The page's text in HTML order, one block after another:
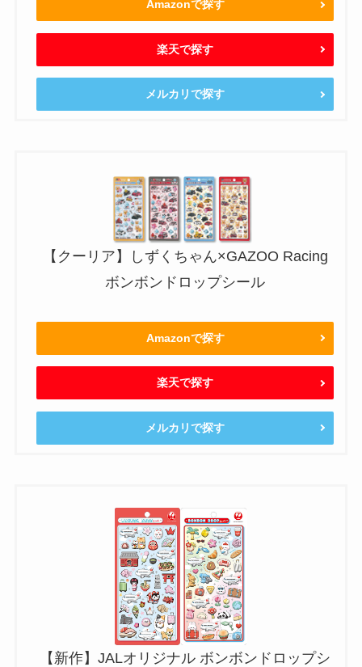
Amazonで探す
楽天で探す
メルカリで探す
【クーリア】しずくちゃん×GAZOO Racing
ボンボンドロップシール
Amazonで探す
楽天で探す
メルカリで探す
【新作】JALオリジナル ボンボンドロップシ